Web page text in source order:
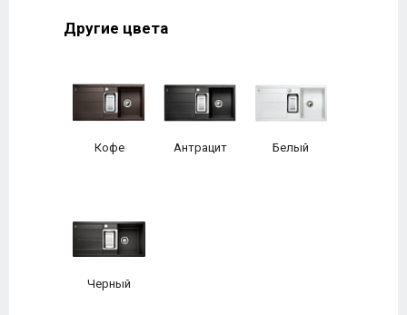
Другие цвета
Кофе Антрацит Белый
Черный